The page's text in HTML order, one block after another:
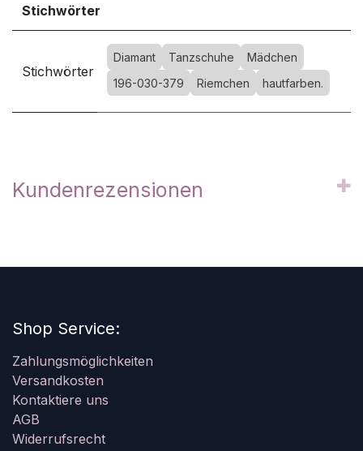
Stichwörter
Stichwörter
Diamant Tanzschuhe
Mädchen
196-030-379
Riemchen hautfarben.
Kundenrezensionen
Shop Service:
Zahlungsmöglichkeiten
Versandkosten
Kontaktiere uns
AGB
Widerrufsrecht